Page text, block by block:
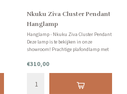
Nkuku Ziva Cluster Pendant
Hanglamp
Hanglamp - Nkuku Ziva Cluster Pendant
Deze lamp is te bekijken in onze
showroom! Prachtige plafondlamp met
glas. De lampenkap van helder glas heeft
een tactiele organische vorm.
€310,00